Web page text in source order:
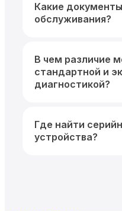
Какие
обслуживания?
В чем различие
стандартной и
диагностикой?
Где найти
устройства?